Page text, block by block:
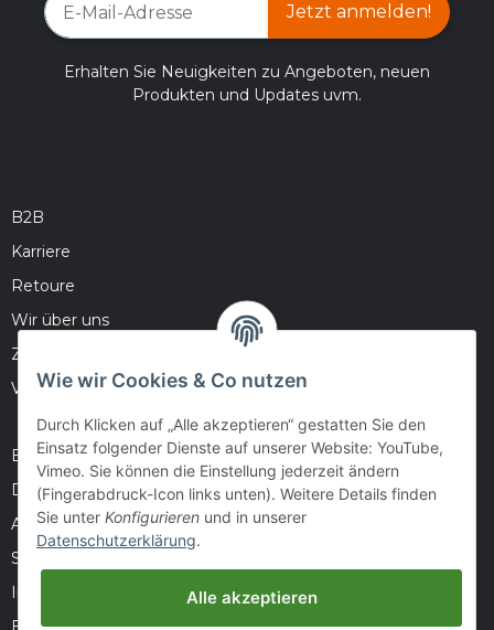
Jetzt anmelden!
Erhalten Sie Neuigkeiten zu Angeboten, neuen
Produkten und Updates uvm.
B2B
Karriere
Retoure
Wir über uns
Zahlungsmöglichkeiten
Versandinformationen
Barrierefreiheitserklärung
Datenschutz
AGB
Sitemap
Impressum
Wie wir Cookies & Co nutzen
Durch Klicken auf „Alle akzeptieren“ gestatten Sie den
Einsatz folgender Dienste auf unserer Website: YouTube,
Vimeo. Sie können die Einstellung jederzeit ändern
(Fingerabdruck-Icon links unten). Weitere Details finden
Sie unter Konfigurieren und in unserer
Datenschutzerklärung.
Alle akzeptieren